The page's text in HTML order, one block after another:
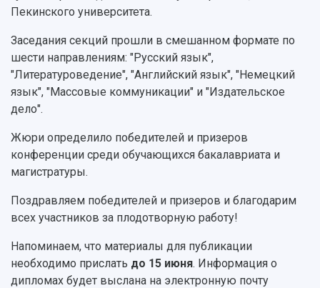
Пекинского университета.
Заседания секций прошли в смешанном формате по
шести направлениям: "Русский язык",
"Литературоведение", "Английский язык", "Немецкий
язык", "Массовые коммуникации" и "Издательское
дело".
Жюри определило победителей и призеров
конференции среди обучающихся бакалавриата и
магистратуры.
Поздравляем победителей и призеров и благодарим
всех участников за плодотворную работу!
Напоминаем, что материалы для публикации
необходимо прислать до 15 июня. Информация о
дипломах будет выслана на электронную почту